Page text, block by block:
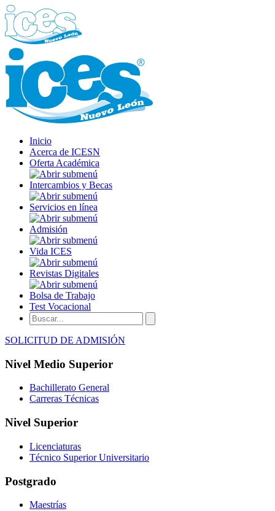
Inicio
Acerca de ICESN
Oferta Académica
Intercambios y Becas
Servicios en línea
Admisión
Vida ICES
Revistas Digitales
Bolsa de Trabajo
Test Vocacional
SOLICITUD DE ADMISIÓN
Nivel Medio Superior
Bachillerato General
Carreras Técnicas
Nivel Superior
Licenciaturas
Técnico Superior Universitario
Postgrado
Maestrías